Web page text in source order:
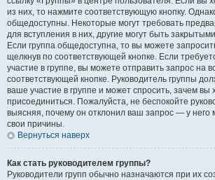
из них, то нажмите соответствующую кнопку.
общедоступны. Некоторые могут требовать
для вступления в них, другие могут быть
Если группа общедоступна, то вы можете
щелкнув по соответствующей кнопке. Если
участие в группе, вы можете отправить запрос на
соответствующей кнопке. Руководитель группы
ваше участие в группе и может спросить, зачем вы
присоединиться. Пожалуйста, не беспокойте
выясняя, почему он отклонил ваш запрос — у него
свои причины.
Вернуться наверх
Как стать руководителем группы?
Руководители групп обычно назначаются при их